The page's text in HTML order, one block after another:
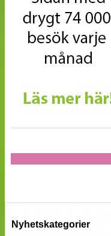
Nyhetskategorier